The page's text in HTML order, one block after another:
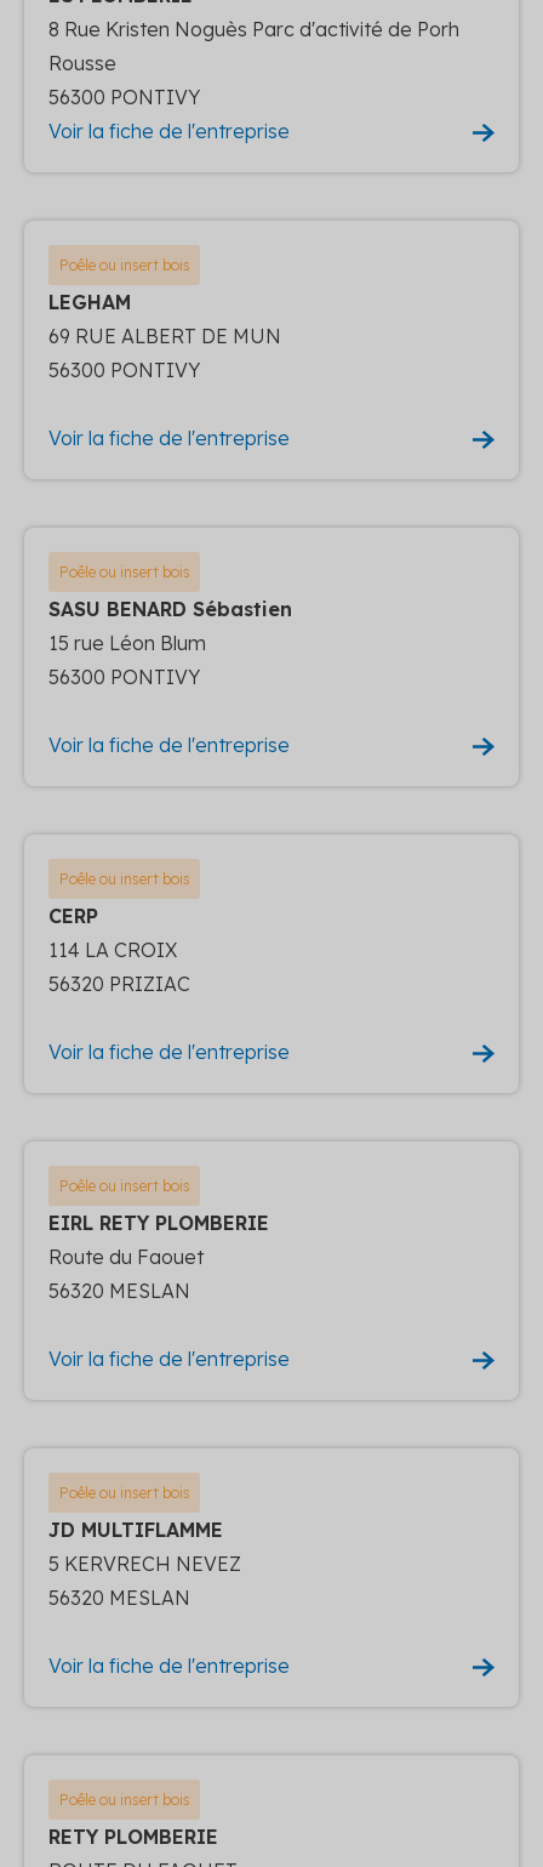
8 Rue Kristen Noguès Parc d'activité de Porh
Rousse
56300 PONTIVY
Voir la fiche de l'entreprise
Poêle ou insert bois
LEGHAM
69 RUE ALBERT DE MUN
56300 PONTIVY
Voir la fiche de l'entreprise
Poêle ou insert bois
SASU BENARD Sébastien
15 rue Léon Blum
56300 PONTIVY
Voir la fiche de l'entreprise
Poêle ou insert bois
CERP
114 LA CROIX
56320 PRIZIAC
Voir la fiche de l'entreprise
Poêle ou insert bois
EIRL RETY PLOMBERIE
Route du Faouet
56320 MESLAN
Voir la fiche de l'entreprise
Poêle ou insert bois
JD MULTIFLAMME
5 KERVRECH NEVEZ
56320 MESLAN
Voir la fiche de l'entreprise
Poêle ou insert bois
RETY PLOMBERIE